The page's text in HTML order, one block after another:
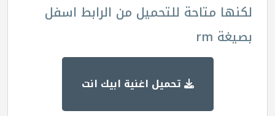
لكنها متاحة للتحميل من الرابط اسفل
بصيغة rm
تحميل اغنية ابيك انت